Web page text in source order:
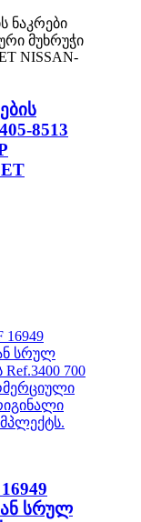
8513
სრულ